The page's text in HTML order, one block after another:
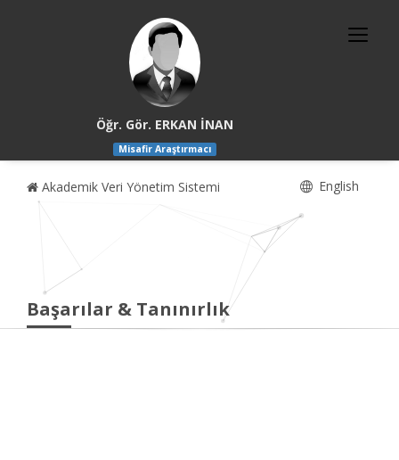
Öğr. Gör. ERKAN İNAN
Misafir Araştırmacı
Akademik Veri Yönetim Sistemi English
Başarılar & Tanınırlık